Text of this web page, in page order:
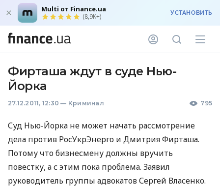
Multi от Finance.ua
(8,9K+) УСТАНОВИТЬ
Фирташа ждут в суде Нью-
Йорка
27.12.2011, 12:30 — Криминал 795
Суд Нью-Йорка не может начать рассмотрение
дела против РосУкрЭнерго и Дмитрия Фирташа.
Потому что бизнесмену должны вручить
повестку, а с этим пока проблема. Заявил
руководитель группы адвокатов Сергей Власенко.